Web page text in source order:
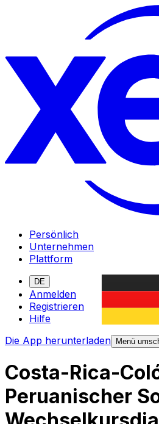
Persönlich
Unternehmen
Plattform
DE
Anmelden
Registrieren
Hilfe
Die App herunterladen
Menü
Costa-Rica-
Peruanischer